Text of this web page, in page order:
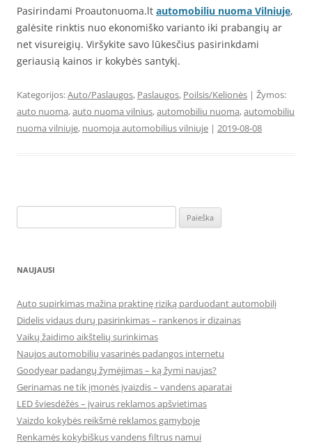
Pasirindami Proautonuoma.lt automobiliu nuoma Vilniuje,
galėsite rinktis nuo ekonomiško varianto iki prabangių ar
net visureigių. Viršykite savo lūkesčius pasirinkdami
geriausią kainos ir kokybės santykį.
Kategorijos:Auto/Paslaugos, Paslaugos, Poilsis/Kelionės | Žymos:
auto nuoma,auto nuoma vilnius,automobiliu nuoma,automobiliu
nuoma vilniuje, nuomoja automobilius vilniuje | 2019-08-08
NAUJAUSI
Auto supirkimas mažina praktinę riziką parduodant automobilį
Didelis vidaus durų pasirinkimas – rankenos ir dizainas
Vaikų žaidimo aikštelių surinkimas
Naujos automobilių vasarinės padangos internetu
Goodyear padangų žymėjimas – ką žymi naujas?
Gerinamas ne tik įmonės įvaizdis – vandens aparatai
LED šviesdėžės – įvairus reklamos apšvietimas
Vaizdo kokybės reikšmė reklamos gamyboje
Renkamės kokybiškus vandens filtrus namui